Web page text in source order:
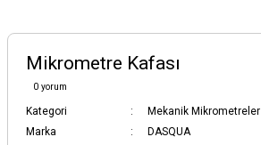
Mikrometre Kafası
0 yorum
Kategori
Mekanik Mikrometreler
Marka
DASQUA